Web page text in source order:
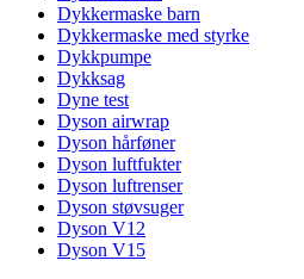
Dykkermaske barn
Dykkermaske med styrke
Dykkpumpe
Dykksag
Dyne test
Dyson airwrap
Dyson hårføner
Dyson luftfukter
Dyson luftrenser
Dyson støvsuger
Dyson V12
Dyson V15